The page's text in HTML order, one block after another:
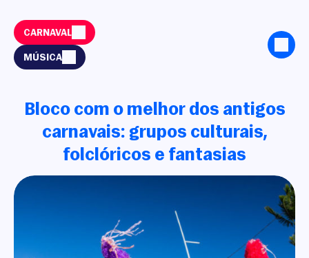
CARNAVAL
MÚSICA
Bloco com o melhor dos antigos
carnavais: grupos culturais,
folclóricos e fantasias